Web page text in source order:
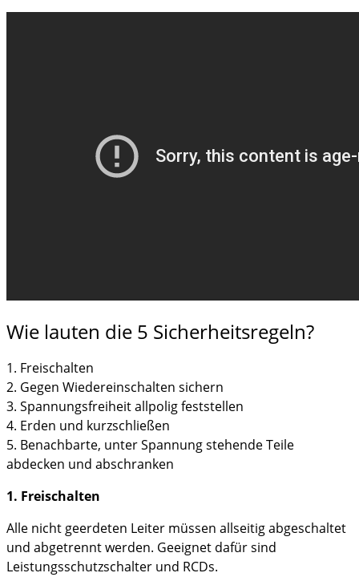
Wie lauten die 5 Sicherheitsregeln?
1. Freischalten
2. Gegen Wiedereinschalten sichern
3. Spannungsfreiheit allpolig feststellen
4. Erden und kurzschließen
5. Benachbarte, unter Spannung stehende Teile
abdecken und abschranken
1. Freischalten
Alle nicht geerdeten Leiter müssen allseitig abgeschaltet
und abgetrennt werden. Geeignet dafür sind
Leistungsschutzschalter und RCDs.